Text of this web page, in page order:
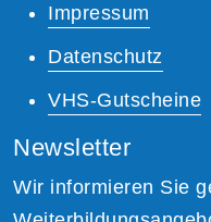
Impressum
Datenschutz
VHS-Gutscheine
Newsletter
Wir informieren Sie